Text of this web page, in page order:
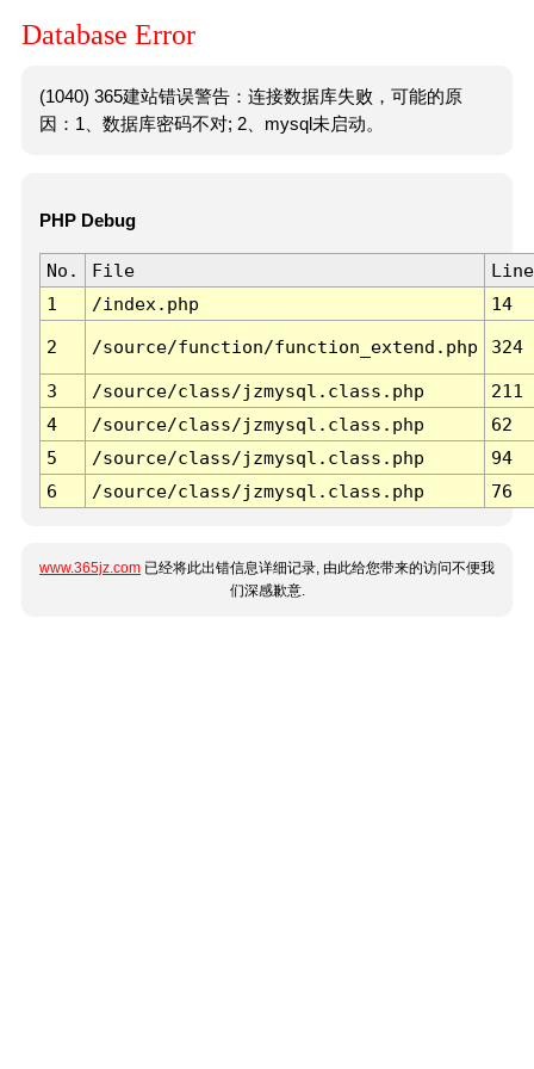
Database Error
(1040) 365建站错误警告：连接数据库失败，可能的原
因：1、数据库密码不对; 2、mysql未启动。
PHP Debug
No. File
Line
1
/index.php 14
2 /source/function/function_extend.php 324
3 /source/class/jzmysql.class.php
211
4
/source/class/jzmysql.class.php
62
5
/source/class/jzmysql.class.php
94
6
/source/class/jzmysql.class.php 76
www.365jz.com 已经将此出错信息详细记录, 由此给您带来的访问不便我
们深感歉意.